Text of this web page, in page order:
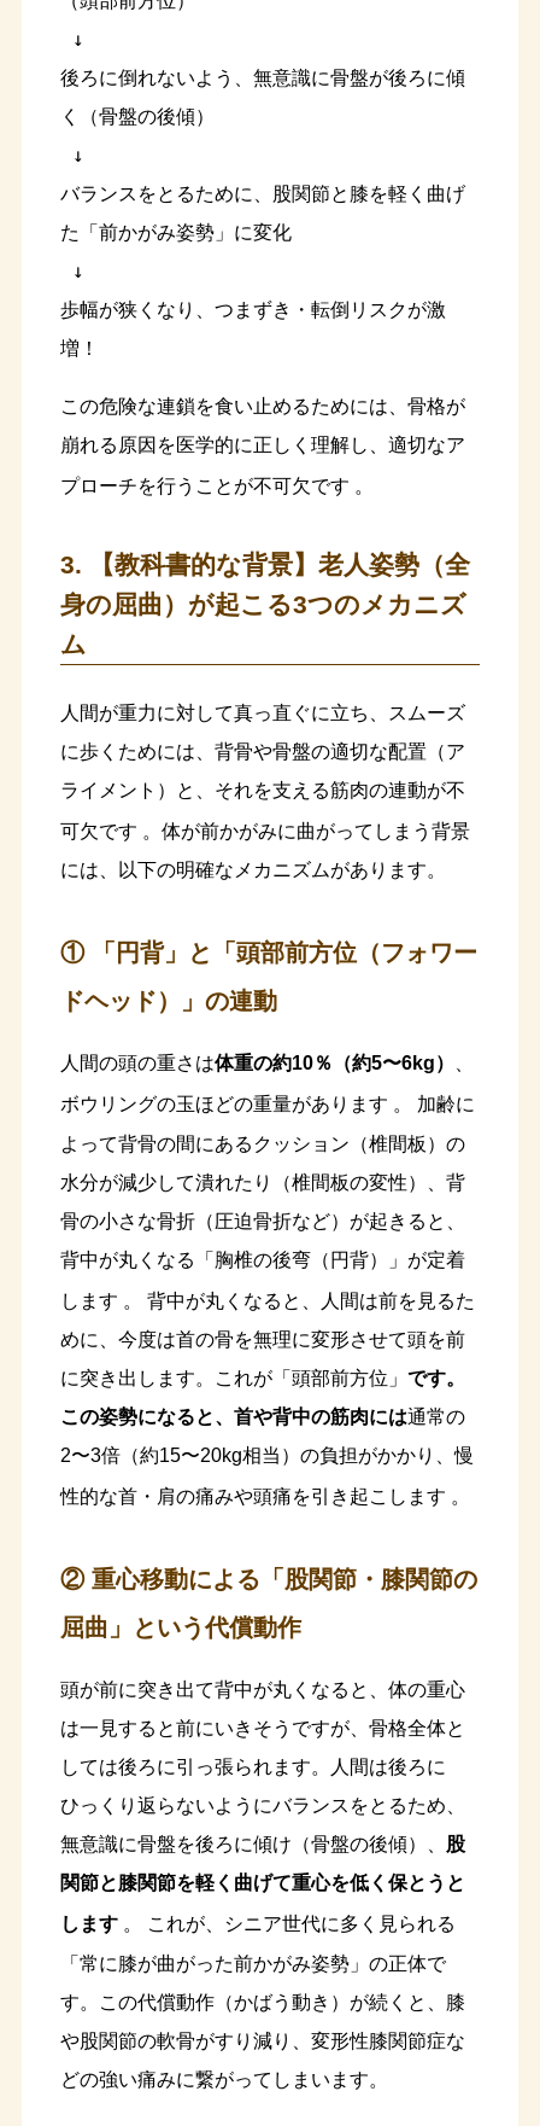
後ろに倒れないよう、無意識に骨盤が後ろに傾
く（骨盤の後傾）
バランスをとるために、股関節と膝を軽く曲げ
た「前かがみ姿勢」に変化
歩幅が狭くなり、つまずき・転倒リスクが激
この危険な連鎖を食い止めるためには、骨格が
崩れる原因を医学的に正しく理解し、適切なア
プローチを行うことが不可欠です 。
3. 【教科書的な背景】老人姿勢（全
身の屈曲）が起こる3つのメカニズ
ム
人間が重力に対して真っ直ぐに立ち、スムーズ
に歩くためには、背骨や骨盤の適切な配置（ア
ライメント）と、それを支える筋肉の連動が不
可欠です 。体が前かがみに曲がってしまう背景
には、以下の明確なメカニズムがあります。
① 「円背」と「頭部前方位（フォワー
ドヘッド）」の連動
人間の頭の重さは体重の約10％（約5〜6kg）
ボウリングの玉ほどの重量があります 。 加齢に
よって背骨の間にあるクッション（椎間板）の
水分が減少して潰れたり（椎間板の変性）、背
骨の小さな骨折（圧迫骨折など）が起きると、
背中が丸くなる「胸椎の後弯（円背）」が定着
します 。 背中が丸くなると、人間は前を見るた
めに、今度は首の骨を無理に変形させて頭を前
に突き出します。これが「頭部前方位」 です。
この姿勢になると、首や背中の筋肉には通常の
2〜3倍（約15〜20kg相当）の負担がかかり、慢
性的な首・肩の痛みや頭痛を引き起こします 。
② 重心移動による「股関節・膝関節の
屈曲」という代償動作
頭が前に突き出て背中が丸くなると、体の重心
は一見すると前にいきそうですが、骨格全体と
しては後ろに引っ張られます。人間は後ろに
ひっくり返らないようにバランスをとるため、
無意識に骨盤を後ろに傾け（骨盤の後傾）、 股
関節と膝関節を軽く曲げて重心を低く保とうと
します 。 これが、シニア世代に多く見られる
「常に膝が曲がった前かがみ姿勢」の正体で
す。この代償動作（かばう動き）が続くと、膝
や股関節の軟骨がすり減り、変形性膝関節症な
どの強い痛みに繋がってしまいます。